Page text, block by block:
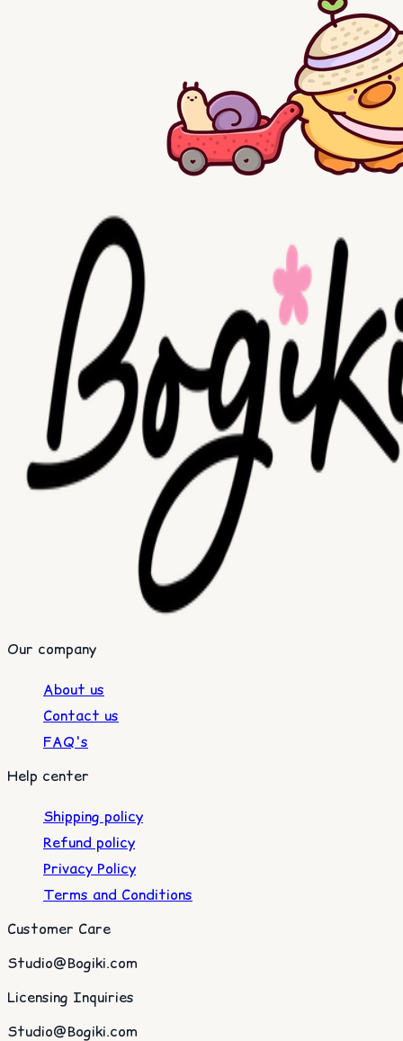
Our company
About us
Contact us
FAQ's
Help center
Shipping policy
Refund policy
Privacy Policy
Terms and Conditions
Customer Care
Studio@Bogiki.com
Licensing Inquiries
Studio@Bogiki.com